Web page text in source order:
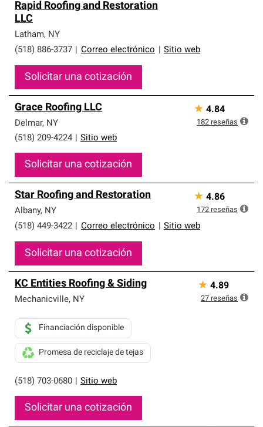
parte de una red exclusiva de profesionales de techos
que cumplen con altos estándares y requisitos estrictos
de profesionalismo y confiabilidad.
Rapid Roofing and Restoration
LLC
Latham, NY
(518) 886-3737
Correo electrónico Sitio web
Solicitar una cotización
Grace Roofing LLC
Delmar, NY
(518) 209-4224
Sitio web
Solicitar una cotización
★ 4.84
182 reseñas
Star Roofing and Restoration
Albany, NY
(518) 449-3422
Correo electrónico Sitio web
Solicitar una cotización
★ 4.86
172 reseñas
KC Entities Roofing & Siding
Mechanicville, NY
(518) 703-0680 Sitio web
Financiación disponible
Promesa de reciclaje de tejas
Solicitar una cotización
★ 4.89
27 reseñas